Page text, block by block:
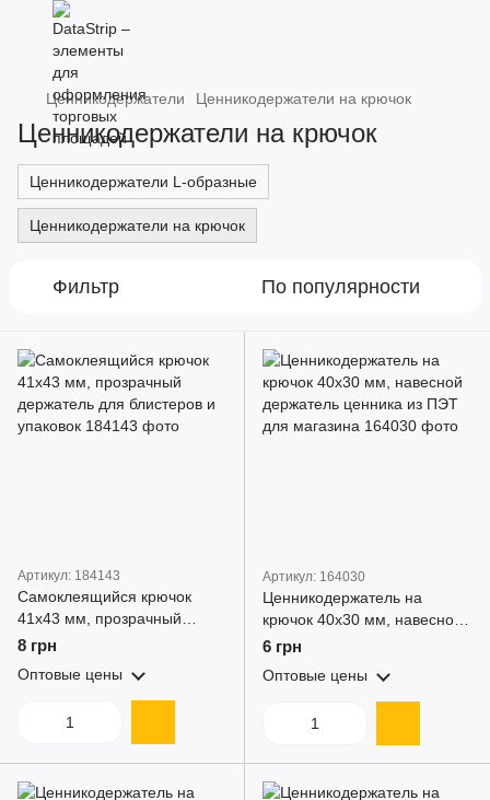
Ценникодержатели Ценникодержатели на крючок
Ценникодержатели на крючок
Ценникодержатели L-образные
Ценникодержатели на крючок
Фильтр По популярности
Артикул: 184143
Самоклеящийся крючок
41x43 мм, прозрачный
держатель для блистеров и
8 грн
Оптовые цены
Артикул: 164030
Ценникодержатель на
крючок 40x30 мм, навесной
держатель ценника из ПЭТ
6 грн
Оптовые цены